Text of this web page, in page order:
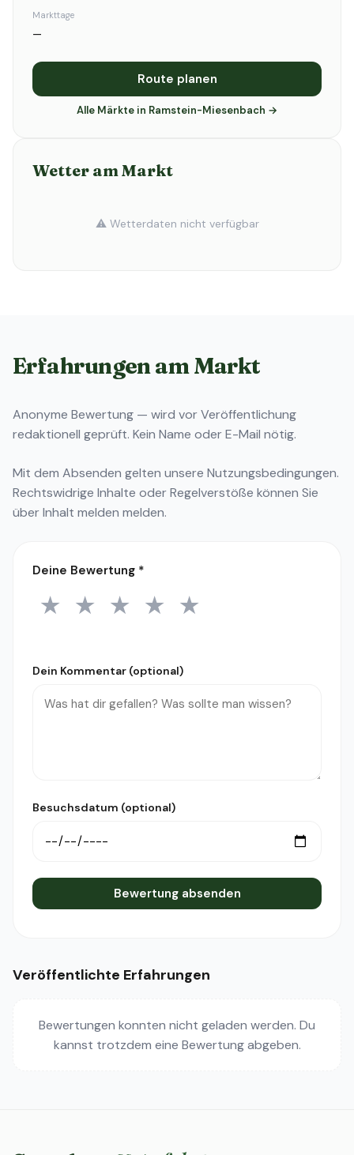
Markttage
—
Route planen
Alle Märkte in Ramstein-Miesenbach →
Wetter am Markt
⚠️ Wetterdaten nicht verfügbar
Erfahrungen am Markt
Anonyme Bewertung — wird vor Veröffentlichung
redaktionell geprüft. Kein Name oder E-Mail nötig.
Mit dem Absenden gelten unsere Nutzungsbedingungen.
Rechtswidrige Inhalte oder Regelverstöße können Sie
überInhalt melden melden.
Deine Bewertung *
1 Stern
★ 2 Sterne
★ 3 Sterne
★ 4 Sterne
★ 5 Sterne
★
Dein Kommentar (optional)
Besuchsdatum (optional)
Bewertung absenden
Veröffentlichte Erfahrungen
Bewertungen konnten nicht geladen werden. Du
kannst trotzdem eine Bewertung abgeben.